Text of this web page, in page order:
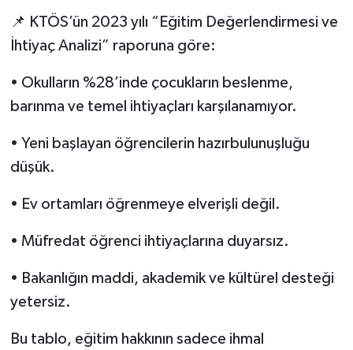
📌 KTÖS’ün 2023 yılı “Eğitim Değerlendirmesi ve
İhtiyaç Analizi” raporuna göre:
• Okulların %28’inde çocukların beslenme,
barınma ve temel ihtiyaçları karşılanamıyor.
• Yeni başlayan öğrencilerin hazırbulunuşluğu
düşük.
• Ev ortamları öğrenmeye elverişli değil.
• Müfredat öğrenci ihtiyaçlarına duyarsız.
• Bakanlığın maddi, akademik ve kültürel desteği
yetersiz.
Bu tablo, eğitim hakkının sadece ihmal